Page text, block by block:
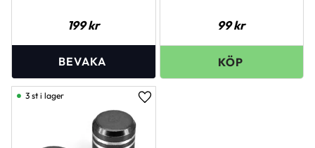
199kr 99kr
Lägg till i favoriter
3 st i lager